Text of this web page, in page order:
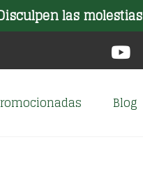
las molestias
Blog